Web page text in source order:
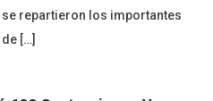
repartieron los importantes
[…]